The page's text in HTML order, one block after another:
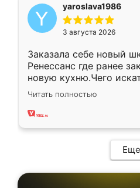
yaroslava1986
3 августа 2026
Заказала себе новый
Ренессанс где ранее
новую кухню.Чего
вполне довольна.
два года, нареканий нет.
Читать полностью
Еще